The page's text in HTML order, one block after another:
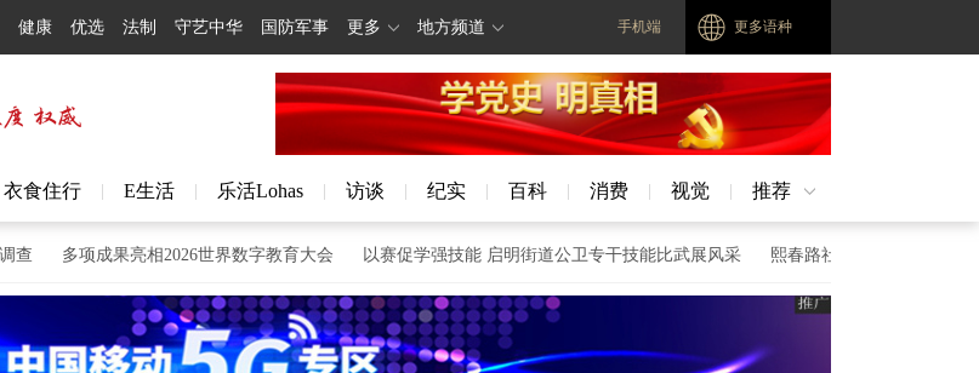
健康 优选 法制 守艺中华 国防军事 更多 地方频道 手机端 更多语种
衣食住行 E生活 乐活Lohas 访谈 纪实 百科 消费 视觉 推荐
多项成果亮相2026世界数字教育大会 以赛促学强技能 启明街道公卫专干技能比武展风采 熙春路社区开展“人人讲安全、